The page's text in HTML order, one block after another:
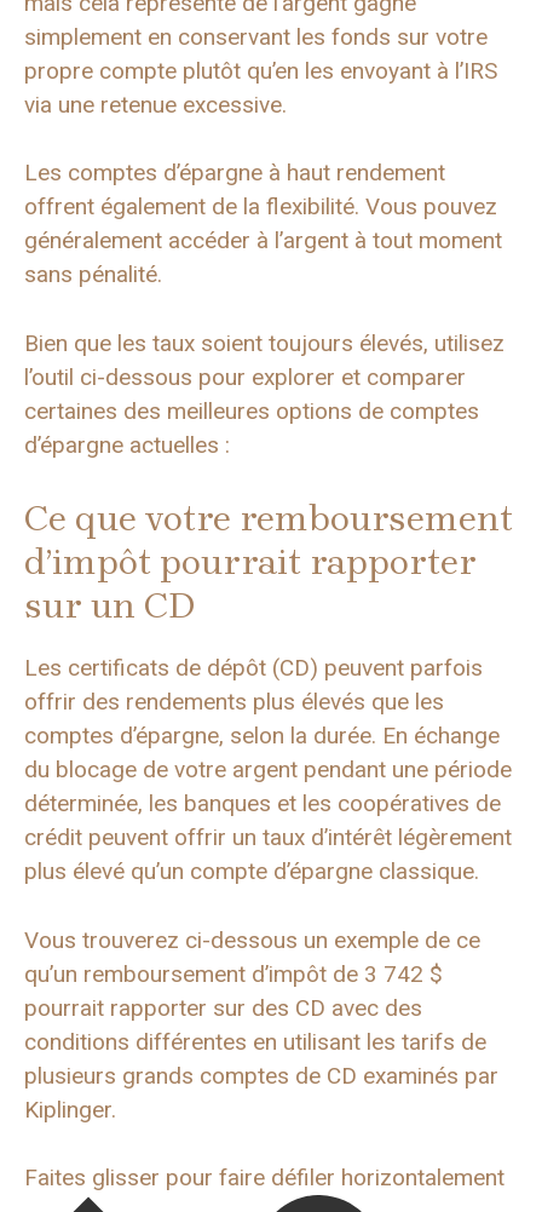
simplement en conservant les fonds sur votre
propre compte plutôt qu’en les envoyant à l’IRS
via une retenue excessive.
Les comptes d’épargne à haut rendement
offrent également de la flexibilité. Vous pouvez
généralement accéder à l’argent à tout moment
sans pénalité.
Bien que les taux soient toujours élevés, utilisez
l’outil ci-dessous pour explorer et comparer
certaines des meilleures options de comptes
d’épargne actuelles :
Ce que votre remboursement
d’impôt pourrait rapporter
sur un CD
Les certificats de dépôt (CD) peuvent parfois
offrir des rendements plus élevés que les
comptes d’épargne, selon la durée. En échange
du blocage de votre argent pendant une période
déterminée, les banques et les coopératives de
crédit peuvent offrir un taux d’intérêt légèrement
plus élevé qu’un compte d’épargne classique.
Vous trouverez ci-dessous un exemple de ce
qu’un remboursement d’impôt de 3 742 $
pourrait rapporter sur des CD avec des
conditions différentes en utilisant les tarifs de
plusieurs grands comptes de CD examinés par
Kiplinger.
Faites glisser pour faire défiler horizontalement